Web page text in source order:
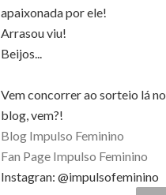
apaixonada por ele!
Arrasou viu!
Beijos...
Vem concorrer ao sorteio lá no
blog, vem?!
Blog Impulso Feminino
Fan Page Impulso Feminino
Instagran: @impulsofeminino